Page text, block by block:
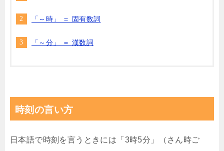
「～時」 ＝ 固有数詞
「～分」 ＝ 漢数詞
時刻の言い方
日本語で時刻を言うときには「3時5分」（さん時ご